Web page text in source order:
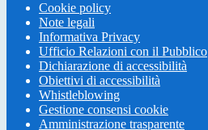
Cookie policy
Note legali
Informativa Privacy
Ufficio Relazioni con il Pubblico
Dichiarazione di accessibilità
Obiettivi di accessibilità
Whistleblowing
Gestione consensi cookie
Amministrazione trasparente